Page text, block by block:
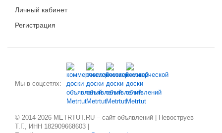
Личный кабинет
Регистрация
Мы в соцсетях:
© 2014-2026 METRTUT.RU – сайт объявлений | Невоструев
Т.Г., ИНН 182909668603 |